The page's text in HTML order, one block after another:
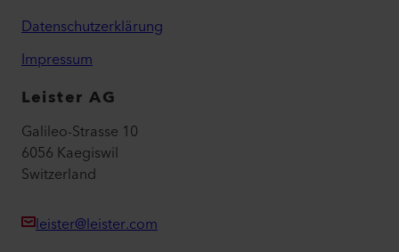
Datenschutzerklärung
Impressum
Leister AG
Galileo-Strasse 10
6056 Kaegiswil
Switzerland
leister@leister.com